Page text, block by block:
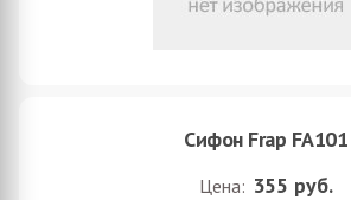
Сифон Frap FA101
Цена: 355 руб.